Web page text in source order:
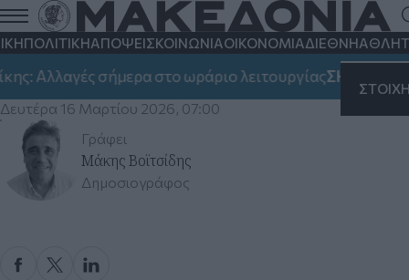
ΠΟΛΙΤΙΚΗΑΠΟΨΕΙΣΚΟΙΝΩΝΙΑΟΙΚΟΝΟΜΙΑΔΙΕΘΝΗ
σήμερα στο ωράριο λειτουργίαςΣΗΜΑΝΤΙΚΟ:
Η υποκρισία για το δημόσιο σχολείο. Του
Μάκη Βοϊτσίδη
Δευτέρα 16 Μαρτίου 2026, 07:00
Γράφει
Μάκης Βοϊτσίδης
Δημοσιογράφος